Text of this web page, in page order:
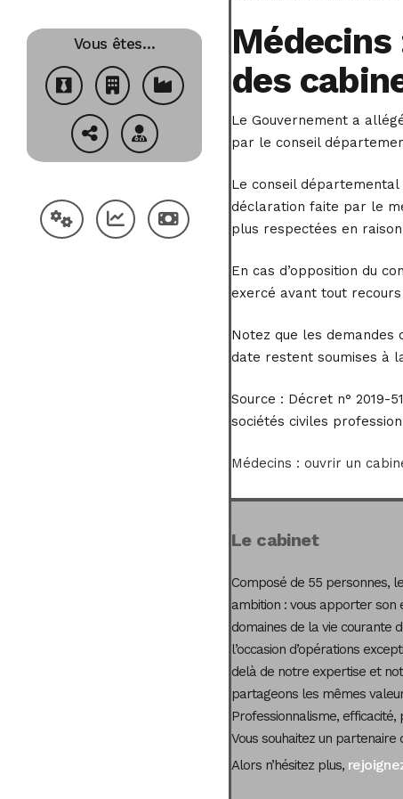
Vous êtes…
des
Le Gouvernement a
par le conseil
Le conseil
déclaration faite par le
plus respectées en
En cas d’opposition du
exercé avant tout
Notez que les demandes
date restent soumises à
Source : Décret n° 2019-
sociétés civiles
Médecins : ouvrir un
Le cabinet
Composé de 55 personnes, le
ambition : vous apporter son
domaines de la vie courante
l’occasion d’opérations
delà de notre expertise et
partageons les mêmes
Professionnalisme, efficacité,
Vous souhaitez un partenaire
Alors n’hésitez plus,